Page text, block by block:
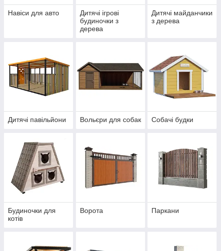
Навіси для авто
Дитячі ігрові
будиночки з
дерева
Дитячі майданчики
з дерева
Дитячі павільйони Вольєри для собак Собачі будки
Будиночки для
котів
Ворота Паркани